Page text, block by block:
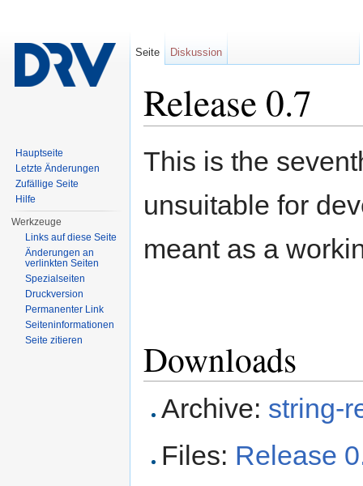
Release 0.7
This is the
unsuitable for
meant as a
Downloads
Archive: string-
Files: Release
Seite Diskussion
Hauptseite
Letzte Änderungen
Zufällige Seite
Hilfe
Werkzeuge
Links auf diese Seite
Änderungen an
verlinkten Seiten
Spezialseiten
Druckversion
Permanenter Link
Seiten­informationen
Seite zitieren